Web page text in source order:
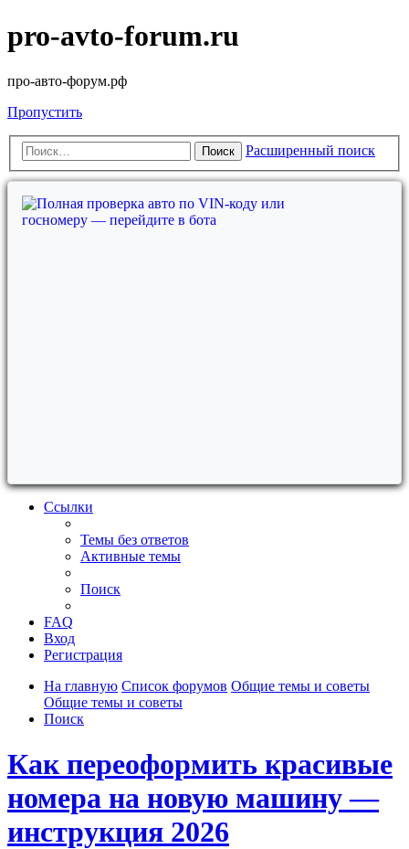
pro-avto-forum.ru
про-авто-форум.рф
Пропустить
Поиск Расширенный поиск
Ссылки
Темы без ответов
Активные темы
Поиск
FAQ
Вход
Регистрация
На главную Список форумов Общие темы и советы
Общие темы и советы
Поиск
Как переоформить красивые
номера на новую машину —
инструкция 2026